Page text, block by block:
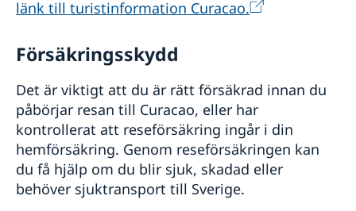
länk till turistinformation Curacao.
Försäkringsskydd
Det är viktigt att du är rätt försäkrad innan du
påbörjar resan till Curacao, eller har
kontrollerat att reseförsäkring ingår i din
hemförsäkring. Genom reseförsäkringen kan
du få hjälp om du blir sjuk, skadad eller
behöver sjuktransport till Sverige.